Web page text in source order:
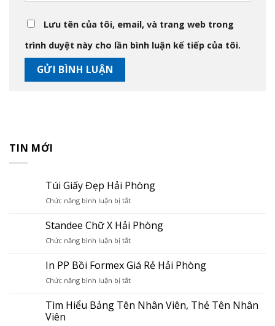
Lưu tên của tôi, email, và trang web trong
trình duyệt này cho lần bình luận kế tiếp của tôi.
TIN MỚI
Túi Giấy Đẹp Hải Phòng
Chức năng bình luận bị tắtở
Giấy
Đẹp
Hải
Standee Chữ X Hải Phòng
Chức năng bình luận bị tắtở
Chữ
X
Hải
In PP Bồi Formex Giá Rẻ Hải Phòng
Chức năng bình luận bị tắtở
PP
Bồi
Tìm Hiểu Bảng Tên Nhân Viên, Thẻ Tên Nhân
Viên